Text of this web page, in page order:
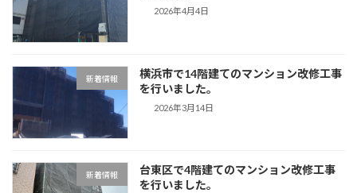
2026年4月4日
新着情報
横浜市で14階建てのマンション改修工事
を行いました。
2026年3月14日
新着情報
台東区で4階建てのマンション改修工事
を行いました。